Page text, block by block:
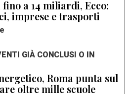
fino a 14 miliardi, Ecco:
imprese e trasporti
GIÀ CONCLUSI O IN
Roma punta sul
oltre mille scuole